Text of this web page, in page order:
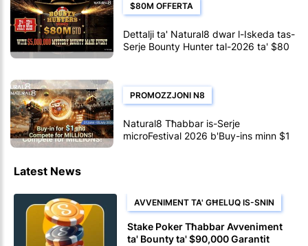
$80M OFFERTA
Dettalji ta' Natural8 dwar l-Iskeda tas-
Serje Bounty Hunter tal-2026 ta' $80
PROMOZZJONI N8
Natural8 Tħabbar is-Serje
microFestival 2026 b'Buy-ins minn $1
Latest News
AVVENIMENT TA' GĦELUQ IS-SNIN
Stake Poker Tħabbar Avveniment
ta' Bounty ta' $90,000 Garantit